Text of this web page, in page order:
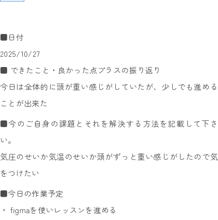
■日付
2025/10/27
■ できたこと・良かった点プラスの振り返り
今日は全体的に頭が重い感じがしていたが、少しでも進める
ことが出来た
■今のご自身の課題とそれを解決する方法を記載して下さ
い。
気圧のせいか気温のせいか頭がずっと重い感じがしたので気
をつけたい
■今日の作業予定
・ figmaを使いレッスンを進める